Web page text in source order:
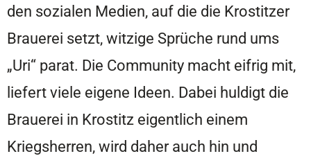
den sozialen Medien, auf die die Krostitzer
Brauerei setzt, witzige Sprüche rund ums
„Uri“ parat. Die Community macht eifrig mit,
liefert viele eigene Ideen. Dabei huldigt die
Brauerei in Krostitz eigentlich einem
Kriegsherren, wird daher auch hin und